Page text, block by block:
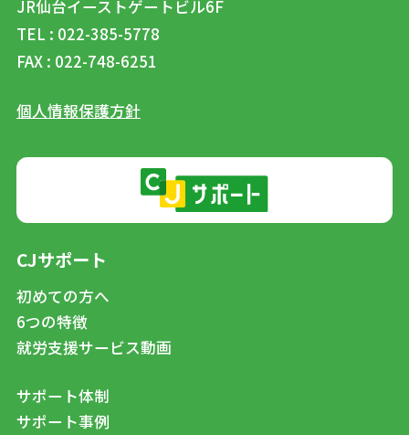
JR仙台イーストゲートビル6F
TEL : 022-385-5778
FAX : 022-748-6251
個人情報保護方針
CJサポート
初めての方へ
6つの特徴
就労支援サービス動画
サポート体制
サポート事例